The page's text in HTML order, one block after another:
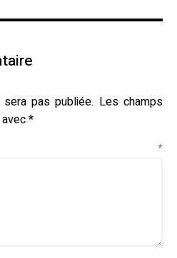
pas publiée. Les champs
*
*